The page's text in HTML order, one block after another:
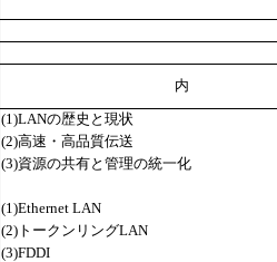
内
(1)LANの歴史と現状
(2)高速・高品質伝送
(3)資源の共有と管理の統一化
(1)Ethernet LAN
(2)トークンリングLAN
(3)FDDI